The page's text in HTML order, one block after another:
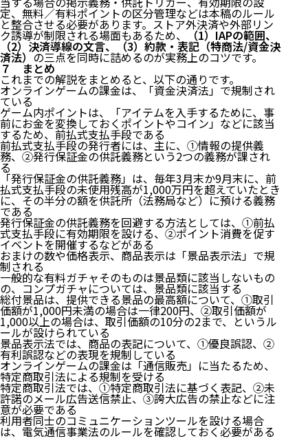
定、無料／有料ポイントの区分管理などは本稿のルール
と整合させる必要があります。ストア外決済や外部リン
ク誘導が制限される場面もあるため、 （1）IAPの範囲、
（2）決済導線の文言、（3）約款・表記（特商法/資金決
済法）の三点を同時に詰めるのが実務上のコツです。
７ まとめ
これまでの解説をまとめると、以下の通りです。
オンラインゲームの課金は、「資金決済法」で規制され
ている
ゲーム内ポイントは、「アイテムを入手するために、事
前にお金を変換しておくポイントやコイン」などに該当
するため、前払式支払手段である
前払式支払手段の発行者には、主に、①情報の提供義
務、②発行保証金の供託義務という2つの義務が課され
る
「発行保証金の供託義務」は、毎年3月末か9月末に、前
払式支払手段の未使用残高が1,000万円を超えていたとき
に、その半分の額を供託所（法務局など）に預ける義務
である
発行保証金の供託義務を回避する方法としては、①前払
式支払手段に有効期限を設ける、②ポイント消費を促す
イベントを開催するなどがある
おまけの数や価格表示、商品表示は「景品表示法」で規
制される
一般的な有料ガチャそのものは景品類に該当しないもの
の、コンプガチャについては、景品類に該当する
総付景品は、提供できる景品の最高額について、①取引
価額が1,000円未満の場合は一律200円、②取引価額が
1,000以上の場合は、取引価額の10分の2まで、というル
ールが設けられている
景品表示法では、商品の表記について、①優良誤認、②
有利誤認などの表現を規制している
オンラインゲームの課金は「通信販売」に当たるため、
特定商取引法による規制を受ける
特定商取引法では、①特定商取引法に基づく表記、②未
許諾のメール広告送信禁止、③誇大広告の禁止などに注
意が必要である
利用者同士のコミュニケーションツールを設ける場合
は、電気通信事業法のルールを確認しておく必要がある